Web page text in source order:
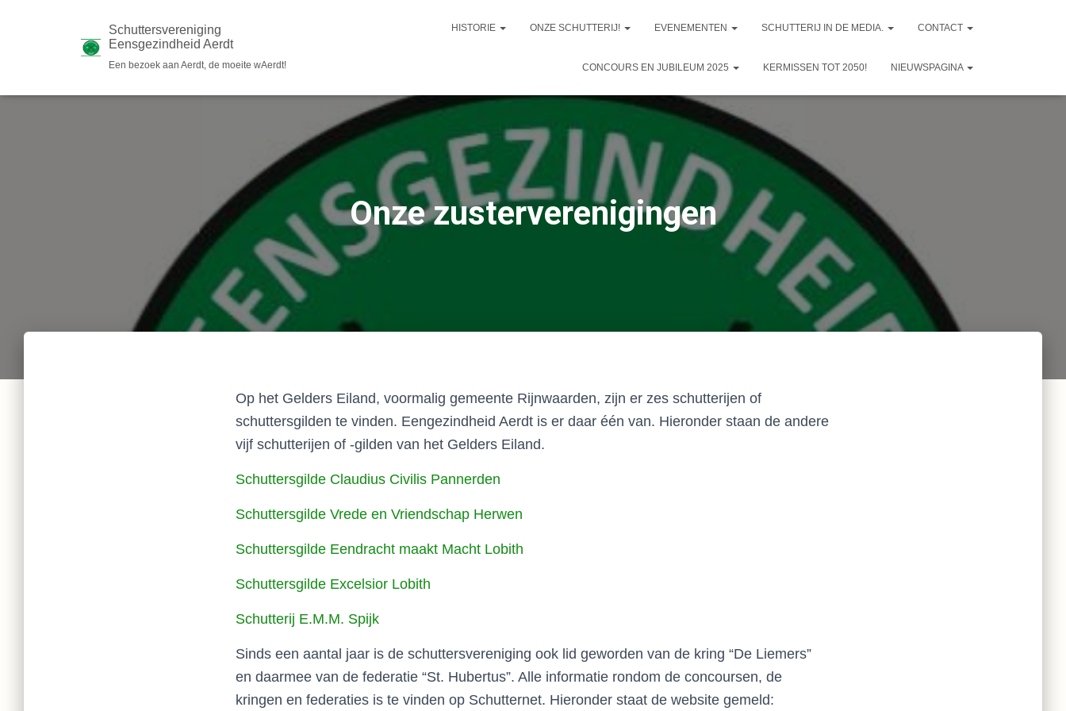
Schuttersvereniging
Eensgezindheid Aerdt
Een bezoek aan Aerdt, de moeite wAerdt!
HISTORIE ONZE SCHUTTERIJ! EVENEMENTEN SCHUTTERIJ IN DE MEDIA. CONTACT
CONCOURS EN JUBILEUM 2025 KERMISSEN TOT 2050! NIEUWSPAGINA
Onze zusterverenigingen
Op het Gelders Eiland, voormalig gemeente Rijnwaarden, zijn er zes schutterijen of
schuttersgilden te vinden. Eengezindheid Aerdt is er daar één van. Hieronder staan de andere
vijf schutterijen of -gilden van het Gelders Eiland.
Schuttersgilde Claudius Civilis Pannerden
Schuttersgilde Vrede en Vriendschap Herwen
Schuttersgilde Eendracht maakt Macht Lobith
Schuttersgilde Excelsior Lobith
Schutterij E.M.M. Spijk
Sinds een aantal jaar is de schuttersvereniging ook lid geworden van de kring “De Liemers”
en daarmee van de federatie “St. Hubertus”. Alle informatie rondom de concoursen, de
kringen en federaties is te vinden op Schutternet. Hieronder staat de website gemeld: